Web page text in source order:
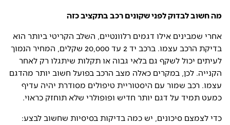
מה חשוב לבדוק לפני שקונים רכב בתקציב כזה
אחרי שמבינים אילו דגמים רלוונטיים, השלב הקריטי ביותר הוא
בדיקת הרכב עצמו. ברכב יד 2 עד 20,000 שקלים, המחיר הנמוך
לעיתים יכול לשקף גם בלאי גבוה או תקלות שיתגלו רק לאחר
הקנייה. לכן, במקרים כאלה מצב הרכב בפועל חשוב יותר מהדגם
עצמו. רכב שמור עם היסטוריית טיפולים מסודרת יהיה עדיף
כמעט תמיד על דגם יותר חדיש ופופולרי שלא תוחזק כראוי.
כדי לצמצם סיכונים, יש כמה בדיקות בסיסיות שחשוב לבצע: